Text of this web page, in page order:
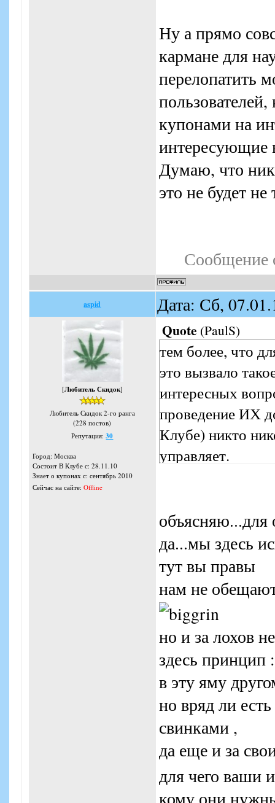
Ну а прямо
кармане для
перелопатить
купонами на
интересующие
Думаю, что
это не будет
Сообщение
aspid Дата: Сб,
[Любитель Скидок]
Любитель Скидок 2-го ранга
(228 постов)
Репутация:30
Город: Москва
Состоит В Клубе с: 28.11.10
Знает о купонах с: сентябрь 2010
Сейчас на сайте: Offline
Quote (PaulS)
тем более, что
это вызвало
интересных
проведение ИХ
Клубе) никто
управляет.
объясняю...для
да...мы здесь
тут вы правы
нам не
но и за лохов
здесь принцип
в эту яму
но вряд ли
свинками ,
да еще и за
для чего ваши
кому они